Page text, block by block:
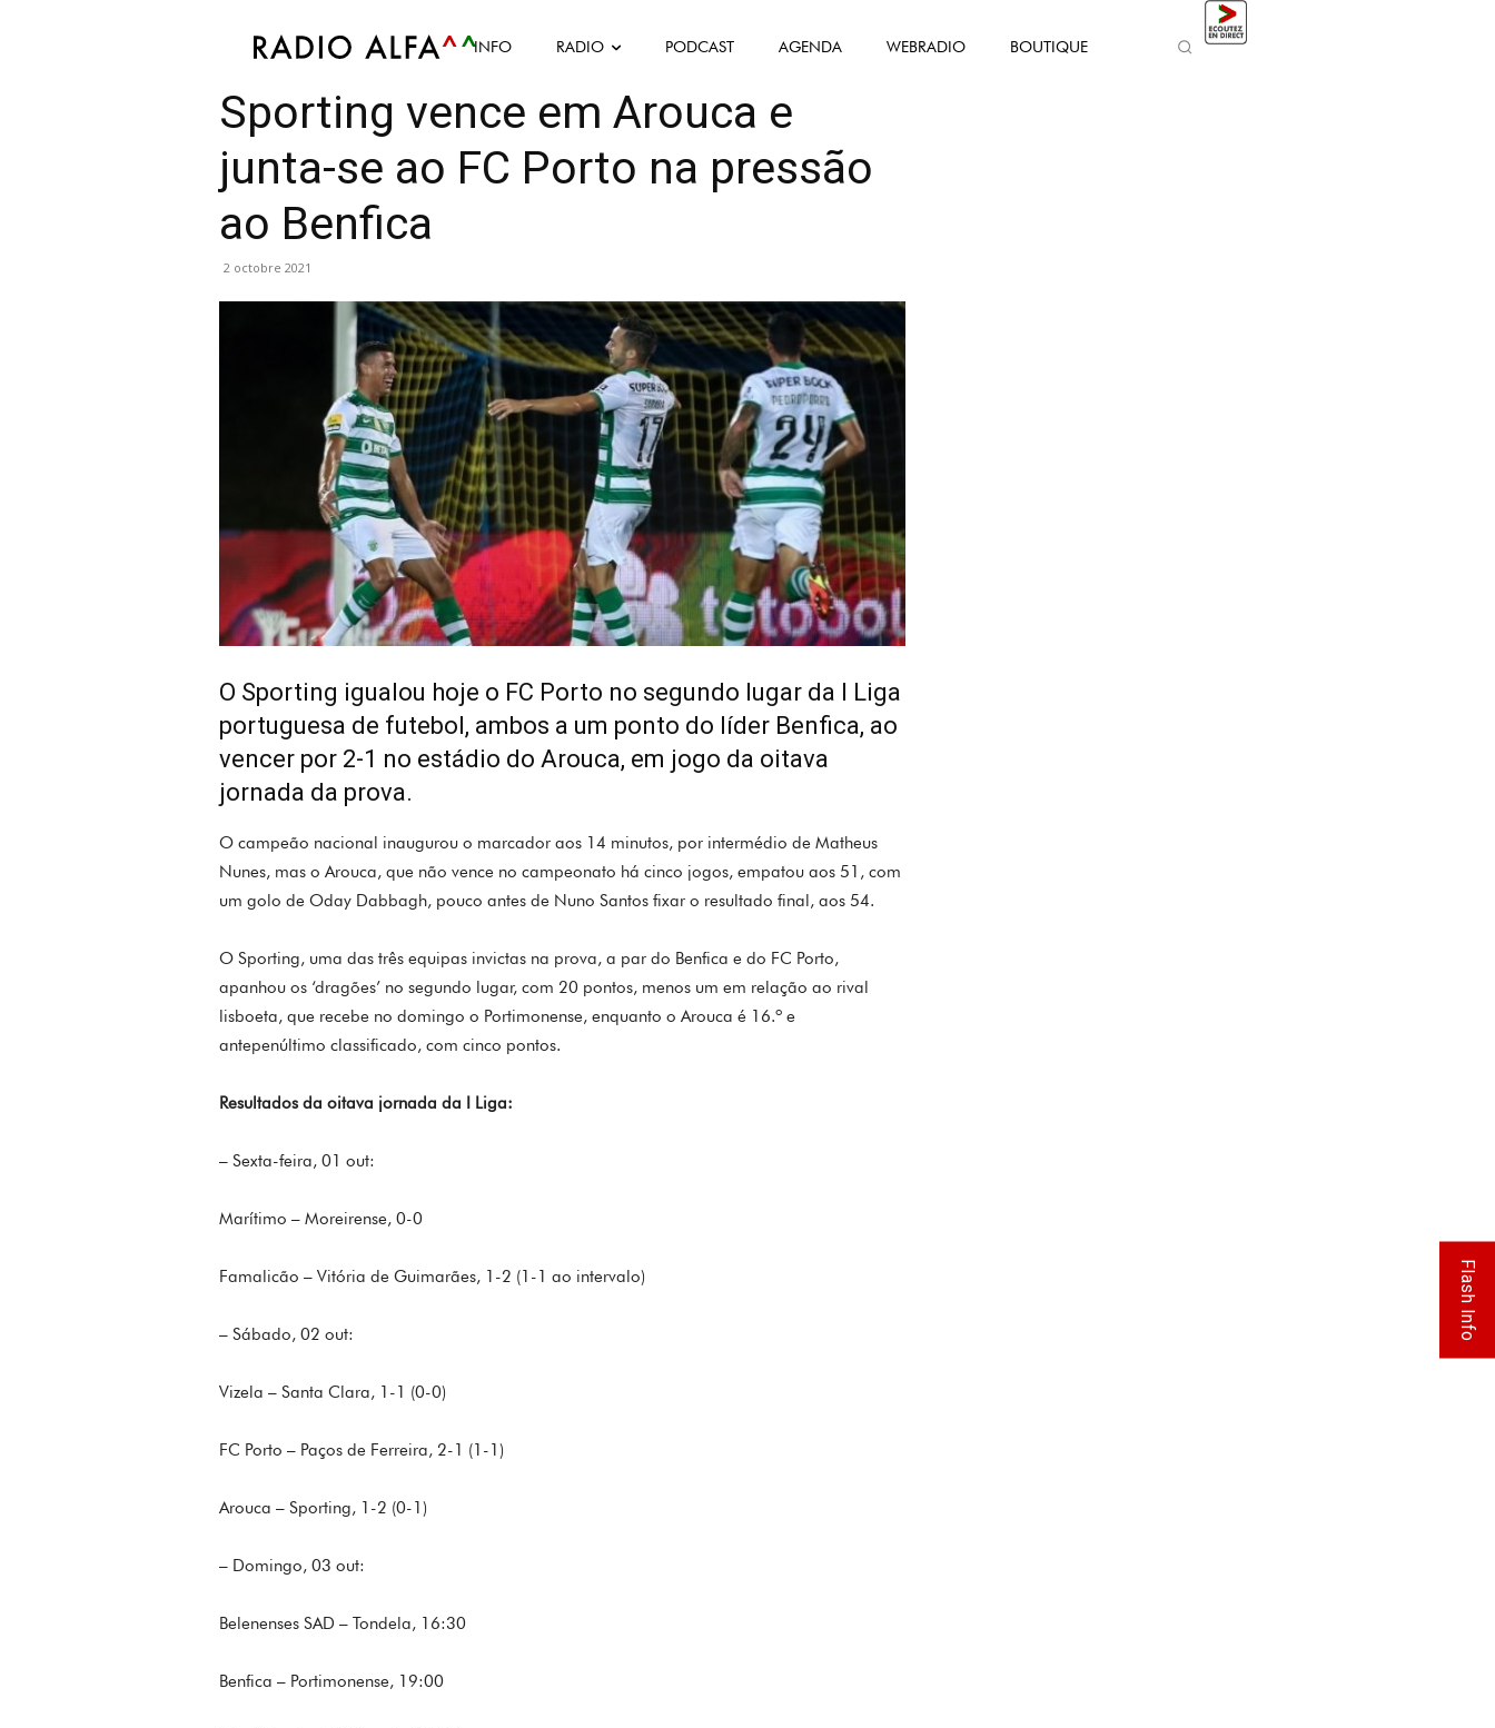
INFO RADIO PODCAST AGENDA WEBRADIO BOUTIQUE
Atualidade Desportiva Futebol
Sporting vence em Arouca e
junta-se ao FC Porto na pressão
ao Benfica
2 octobre 2021
O Sporting igualou hoje o FC Porto no segundo lugar da I Liga
portuguesa de futebol, ambos a um ponto do líder Benfica, ao
vencer por 2-1 no estádio do Arouca, em jogo da oitava
jornada da prova.
O campeão nacional inaugurou o marcador aos 14 minutos, por intermédio de Matheus
Nunes, mas o Arouca, que não vence no campeonato há cinco jogos, empatou aos 51, com
um golo de Oday Dabbagh, pouco antes de Nuno Santos fixar o resultado final, aos 54.
O Sporting, uma das três equipas invictas na prova, a par do Benfica e do FC Porto,
apanhou os ‘dragões’ no segundo lugar, com 20 pontos, menos um em relação ao rival
lisboeta, que recebe no domingo o Portimonense, enquanto o Arouca é 16.º e
antepenúltimo classificado, com cinco pontos.
Resultados da oitava jornada da I Liga:
– Sexta-feira, 01 out:
Marítimo – Moreirense, 0-0
Famalicão – Vitória de Guimarães, 1-2 (1-1 ao intervalo)
– Sábado, 02 out:
Vizela – Santa Clara, 1-1 (0-0)
FC Porto – Paços de Ferreira, 2-1 (1-1)
Arouca – Sporting, 1-2 (0-1)
– Domingo, 03 out:
Belenenses SAD – Tondela, 16:30
Benfica – Portimonense, 19:00
Flash Info